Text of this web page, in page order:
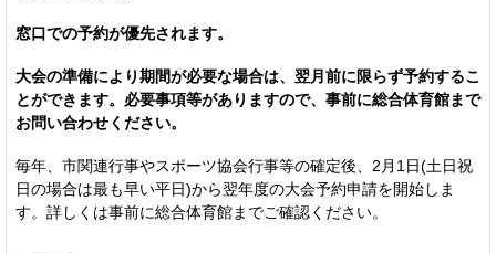
窓口での予約が優先されます。
大会の準備により期間が必要な場合は、翌月前に限らず予約するこ
とができます。必要事項等がありますので、事前に総合体育館まで
お問い合わせください。
毎年、市関連行事やスポーツ協会行事等の確定後、2月1日(土日祝
日の場合は最も早い平日)から翌年度の大会予約申請を開始しま
す。詳しくは事前に総合体育館までご確認ください。